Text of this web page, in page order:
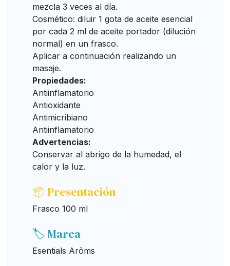
mezcla 3 veces al día.
Cosmético: diluir 1 gota de aceite esencial
por cada 2 ml de aceite portador (dilución
normal) en un frasco.
Aplicar a continuación realizando un
masaje.
Propiedades:
Antiinflamatorio
Antioxidante
Antimicribiano
Antiinflamatorio
Advertencias:
Conservar al abrigo de la humedad, el
calor y la luz.
📦 Presentación
Frasco 100 ml
🏷️ Marca
Esentials Arôms